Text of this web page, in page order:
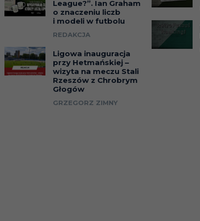
League?”. Ian Graham
o znaczeniu liczb
i modeli w futbolu
REDAKCJA
Ligowa inauguracja
przy Hetmańskiej –
wizyta na meczu Stali
Rzeszów z Chrobrym
Głogów
GRZEGORZ ZIMNY